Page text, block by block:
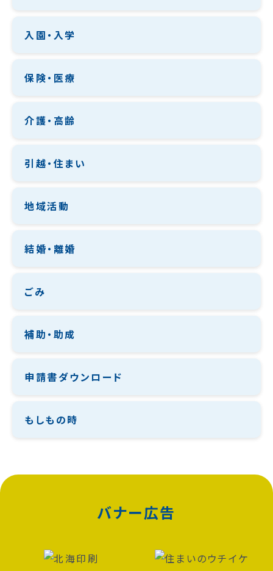
入園・入学
保険・医療
介護・高齢
引越・住まい
地域活動
結婚・離婚
ごみ
補助・助成
申請書ダウンロード
もしもの時
バナー広告